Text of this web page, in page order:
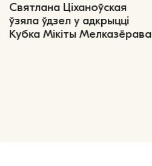
Святлана Ціханоўская
ўзяла ўдзел у адкрыцці
Кубка Мікіты Мелказёрава